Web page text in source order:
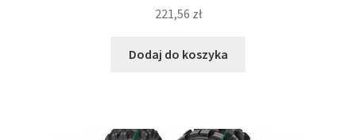
221,56 zł
Dodaj do koszyka